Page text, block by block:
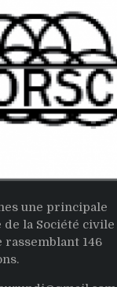
une principale
la Société civile
rassemblant 146